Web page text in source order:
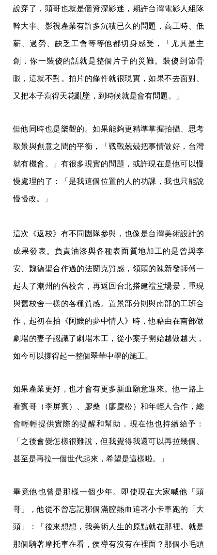
說穿了，頭哥也就是個資深影迷，期許台灣電影人組隊
幹大事。影視產業有許多沉積已久的問題，高工時、低
薪、過勞、缺乏工會等等他都切身感受，「尤其是主
創，你一裝傻的話就是整個片子的災難。裝傻到節骨
眼，這就不對。拍片的條件就很現實，如果不去面對、
又把本子寫得天花亂墜，到時候就是會有問題。」
但他同時也是樂觀的。如果能夠更精準掌握拍攝、思考
取景與創意之間的平衡，「戰戰兢兢把事情做好，台灣
就有機會。」有很多現實的問題，或許現在是他可以慢
慢處理的了：「是我這個位置的人的功課，我也只能說
慢慢改。」
這次《返校》有不同團隊參與，也像是台灣美術設計的
成果發表。負責油漆與各種表面質地加工的是曾與李
安、魏德聖合作過的法蘭克質感，領頭的陳新發師傅一
起去了潮州的舊校舍，再返回台北搭建禮堂場景，重現
與舊校舍一樣的各種質感。置景部分則與南部的工班合
作，起初在拍《阿嬤的夢中情人》時，他藉由在南部做
劇場的妻子認識了劇場木工，從小案子開始越做越大，
如今可以撐得起一整個翠華中學的施工。
如果產業更好，也才會有更多新血願意進來。他一路上
看賓哥（李屏賓）、廖桑（廖慶松）和年輕人合作，總
會輕輕提供實際的提醒和幫助，現在他也持續給予：
「之後會變怎樣很難說，但我覺得我還可以再拉幾個、
甚至是再拉一個世代起來，希望是這樣啦。」
畢竟他也曾是那樣一個少年。即使現在大家喊他「頭
哥」，他從不曾忘記那個滿腔熱血追著小卡車跑的「大
頭」：「後來想想，我美術人生的原點就在那裡。就是
那個騎著摩托車在看，侯導有沒有在裡面？那個小毛頭